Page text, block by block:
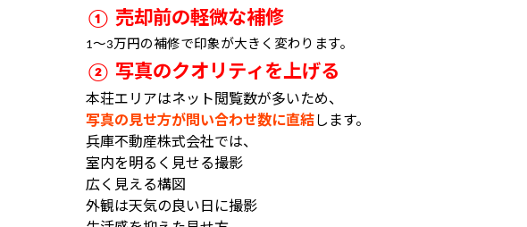
① 売却前の軽微な補修
1〜3万円の補修で印象が大きく変わります。
② 写真のクオリティを上げる
本荘エリアはネット閲覧数が多いため、
写真の見せ方が問い合わせ数に直結します。
兵庫不動産株式会社では、
室内を明るく見せる撮影
広く見える構図
外観は天気の良い日に撮影